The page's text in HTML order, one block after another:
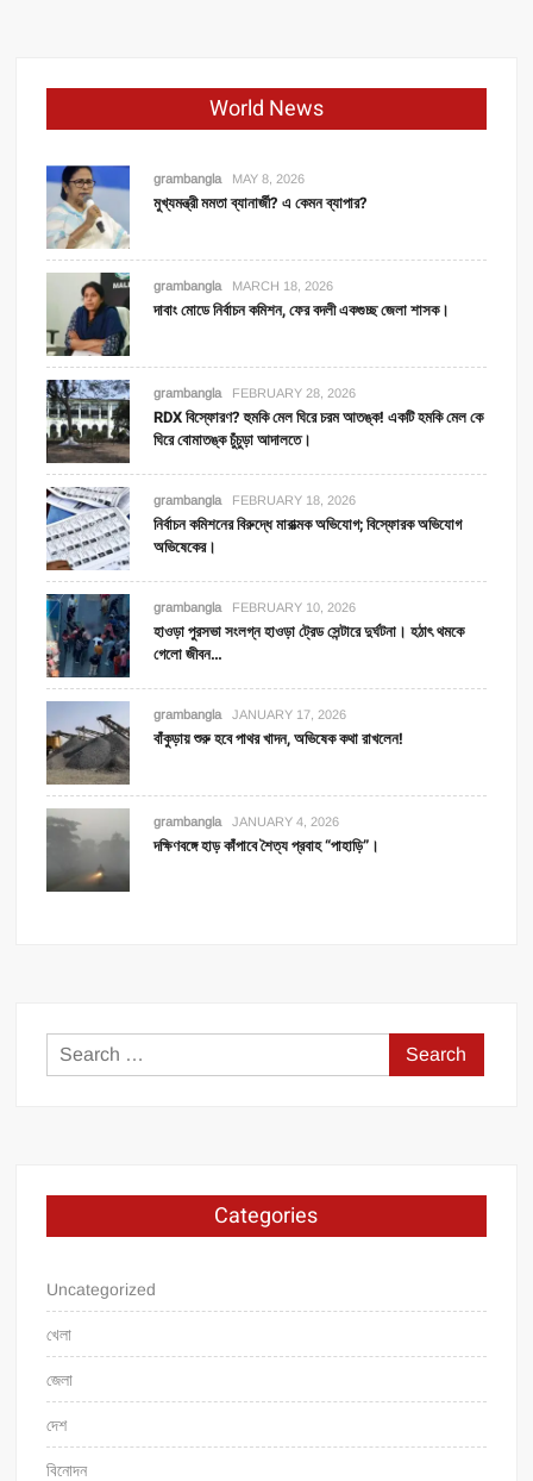
World News
grambangla MAY 8, 2026
মুখ্যমন্ত্রী মমতা ব্যানার্জী? এ কেমন ব্যাপার?
grambangla MARCH 18, 2026
দাবাং মোডে নির্বাচন কমিশন, ফের বদলী একগুচ্ছ জেলা শাসক।
grambangla FEBRUARY 28, 2026
RDX বিস্ফোরণ? হুমকি মেল ঘিরে চরম আতঙ্ক! একটি হমকি মেল কে
ঘিরে বোমাতঙ্ক চুঁচুড়া আদালতে।
grambangla FEBRUARY 18, 2026
নির্বাচন কমিশনের বিরুদ্ধে মারাত্মক অভিযোগ; বিস্ফোরক অভিযোগ
অভিষেকের।
grambangla FEBRUARY 10, 2026
হাওড়া পুরসভা সংলগ্ন হাওড়া ট্রেড সেন্টারে দুর্ঘটনা। হঠাৎ থমকে
গেলো জীবন…
grambangla JANUARY 17, 2026
বাঁকুড়ায় শুরু হবে পাথর খাদন, অভিষেক কথা রাখলেন!
grambangla JANUARY 4, 2026
দক্ষিণবঙ্গে হাড় কাঁপাবে শৈত্য প্রবাহ “পাহাড়ি”।
Search
for:
Categories
Uncategorized
খেলা
জেলা
দেশ
বিনোদন